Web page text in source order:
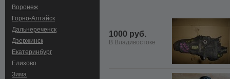
Воронеж
Горно-Алтайск
Дальнереченск
Дзержинск
Екатеринбург
Елизово
Зима
1000 руб.
В Владивостоке